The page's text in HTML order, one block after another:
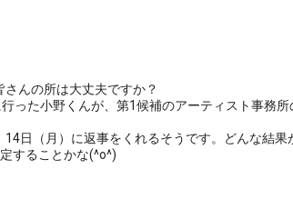
んの所は大丈夫ですか？
った小野くんが、第1候補のアーティスト事務
日（月）に返事をくれるそうです。どんな結果
することかな(^o^)